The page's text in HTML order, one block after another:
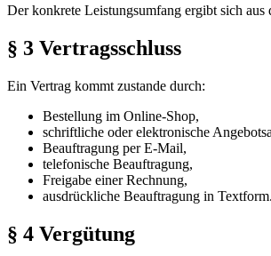
Der konkrete Leistungsumfang ergibt sich
§ 3 Vertragsschluss
Ein Vertrag kommt zustande durch:
Bestellung im Online-Shop,
schriftliche oder elektronische
Beauftragung per E-Mail,
telefonische Beauftragung,
Freigabe einer Rechnung,
ausdrückliche Beauftragung in Textform.
§ 4 Vergütung